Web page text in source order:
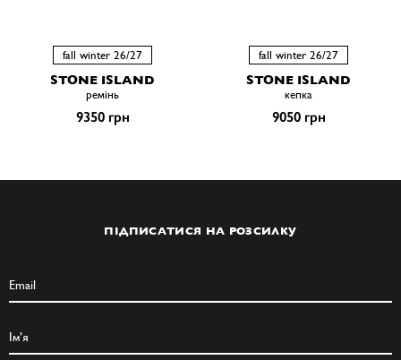
fall winter 26/27
STONE ISLAND
ремiнь
9350 грн
fall winter 26/27
STONE ISLAND
кепка
9050 грн
ПІДПИСАТИСЯ НА РОЗСИЛКУ